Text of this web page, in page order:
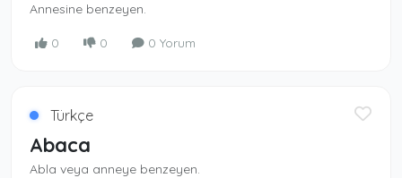
Annesine benzeyen.
0 0 0 Yorum
Türkçe
Abaca
Abla veya anneye benzeyen.